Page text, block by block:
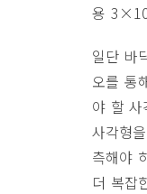
용
일단 바
오를 통
야 할 사
사각형
측해야
더 복잡